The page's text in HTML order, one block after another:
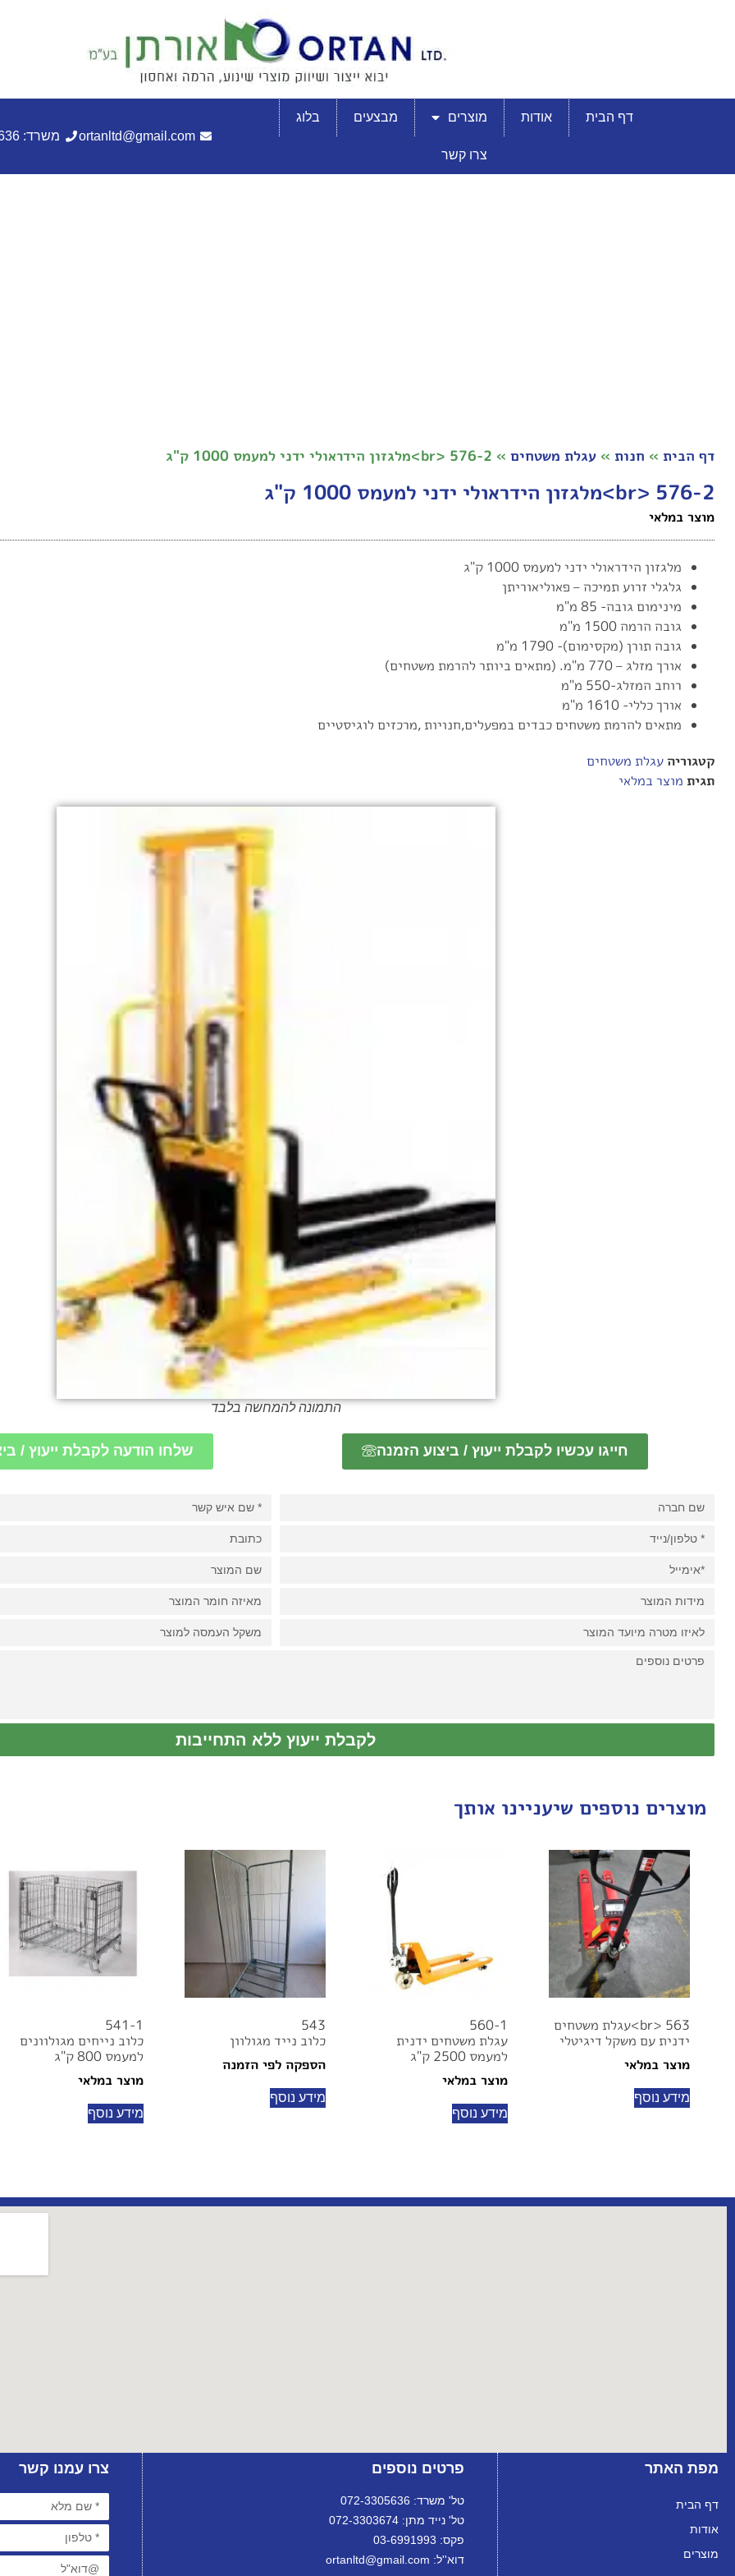
דף הבית אודות מוצרים מבצעים בלוג
צרו קשר
ortanltd@gmail.com משרד: 072-3305636
דף הבית » חנות » עגלת משטחים » br> 576-2>מלגזון הידראולי ידני למעמס 1000 ק"ג
br> 576-2>מלגזון הידראולי ידני למעמס 1000 ק"ג
מוצר במלאי
מלגזון הידראולי ידני למעמס 1000 ק"ג
גלגלי זרוע תמיכה – פאוליאוריתן
מינימום גובה- 85 מ"מ
גובה הרמה 1500 מ"מ
גובה תורן (מקסימום)- 1790 מ"מ
אורך מזלג – 770 מ"מ. (מתאים ביותר להרמת משטחים)
רוחב המזלג-550 מ"מ
אורך כללי- 1610 מ"מ
מתאים להרמת משטחים כבדים במפעלים,חנויות ,מרכזים לוגיסטיים
קטגוריהעגלת משטחים
תגית מוצר במלאי
התמונה להמחשה בלבד
חייגו עכשיו לקבלת ייעוץ / ביצוע הזמנה שלחו הודעה לקבלת ייעוץ /
לקבלת ייעוץ ללא התחייבות
מוצרים נוספים שיעניינו אותך
br> 563>עגלת משטחים
ידנית עם משקל דיגיטלי
מוצר במלאי
מידע נוסף
560-1
עגלת משטחים ידנית
למעמס 2500 ק"ג
מוצר במלאי
מידע נוסף
543
כלוב נייד מגולוון
הספקה לפי הזמנה
מידע נוסף
541-1
כלוב נייחים מגולוונים
למעמס 800 ק"ג
מוצר במלאי
מידע נוסף
מפת האתר
דף הבית
אודות
מוצרים
פרטים נוספים
טל' משרד: 072-3305636
טל' נייד מתן: 072-3303674
פקס: 03-6991993
דוא''ל: ortanltd@gmail.com
צרו עמנו קשר